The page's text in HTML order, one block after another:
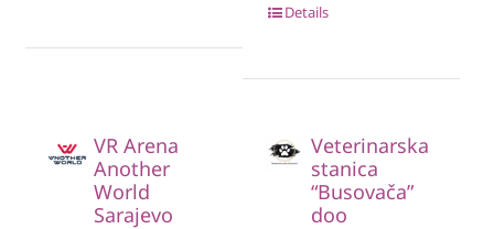
Details
VR Arena
Another
World
Sarajevo
Veterinarska
stanica
“Busovača”
doo